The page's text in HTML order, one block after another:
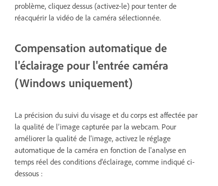
problème, cliquez dessus (activez-le) pour tenter de
réacquérir la vidéo de la caméra sélectionnée.
Compensation automatique de
l'éclairage pour l'entrée caméra
(Windows uniquement)
La précision du suivi du visage et du corps est affectée par
la qualité de lʼimage capturée par la webcam. Pour
améliorer la qualité de l'image, activez le réglage
automatique de la caméra en fonction de l'analyse en
temps réel des conditions d'éclairage, comme indiqué ci-
dessous :